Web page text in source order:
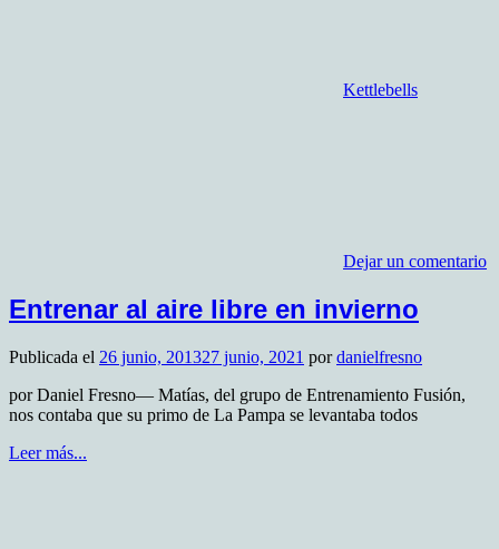
Kettlebells
Dejar un comentario
Entrenar al aire libre en invierno
Publicada el 26 junio, 201327 junio, 2021 pordanielfresno
por Daniel Fresno— Matías, del grupo de Entrenamiento Fusión,
nos contaba que su primo de La Pampa se levantaba todos
Leer más...